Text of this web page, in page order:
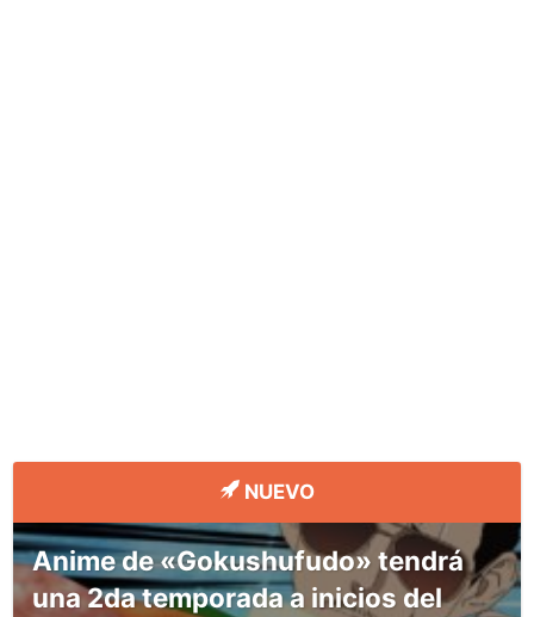
NUEVO
Anime de «Gokushufudo» tendrá
una 2da temporada a inicios del